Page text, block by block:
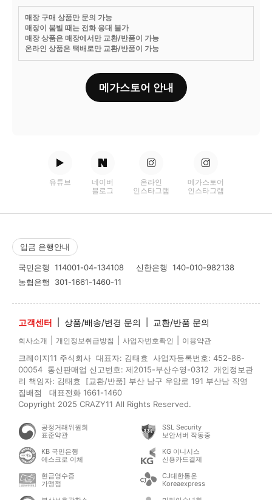
매장 구매 상품만 문의 가능
매장이 붐빌 때는 전화 응대 불가
매장 상품은 매장에서만 교환/반품이 가능
온라인 상품은 택배로만 교환/반품이 가능
메가스토어 안내
유튜브
네이버
블로그
온라인
인스타그램
메가스토어
인스타그램
입금 은행안내
국민은행 114001-04-134108 신한은행 140-010-982138
농협은행 301-1661-1460-11
고객센터 상품/배송/변경 문의 교환/반품 문의
회사소개 개인정보취급방침 사업자번호확인 이용약관
크레이지11 주식회사 대표자: 김태효 사업자등록번호: 452-86-
00054 통신판매업 신고번호: 제2015-부산수영-0312 개인정보관
리 책임자: 김태효 [교환/반품] 부산 남구 우암로 191 부산남 직영
집배점 대표전화 1661-1460
Copyright 2025 CRAZY11 All Rights Reserved.
공정거래위원회
표준약관
SSL Security
보안서버 작동중
KB 국민은행
에스크로 이체
KG 이니시스
신용카드결제
현금영수증
가맹점
CJ대한통운
Koreaexpress